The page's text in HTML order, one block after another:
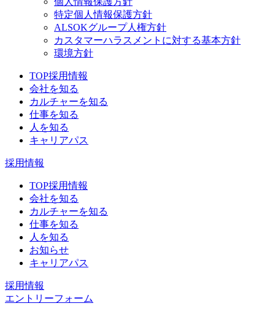
特定個人情報保護方針
ALSOKグループ人権方針
カスタマーハラスメントに対する基本方針
環境方針
TOP採用情報
会社を知る
カルチャーを知る
仕事を知る
人を知る
キャリアパス
採用情報
TOP採用情報
会社を知る
カルチャーを知る
仕事を知る
人を知る
お知らせ
キャリアパス
採用情報
エントリーフォーム